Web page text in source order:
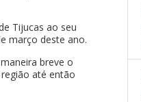
Tijucas ao seu
março deste ano.
breve o
até então